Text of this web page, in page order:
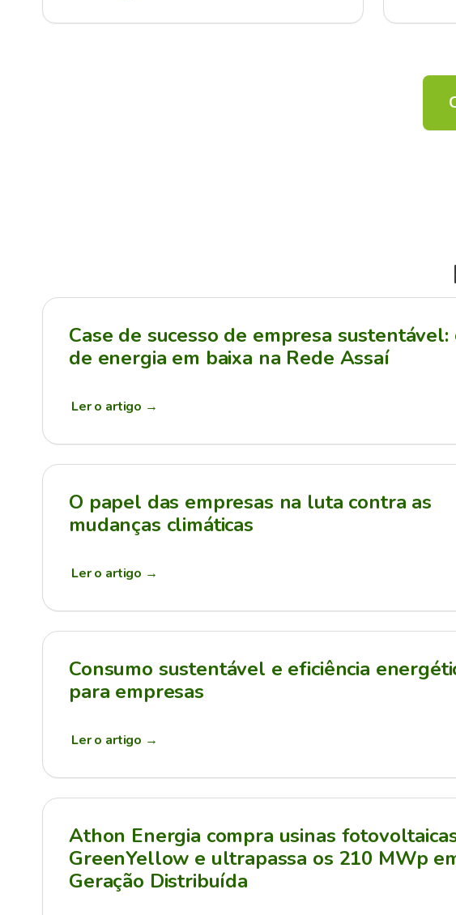
Case de sucesso de empresa sustentável:
de energia em baixa na Rede Assaí
Ler o artigo →
O papel das empresas na luta contra as
mudanças climáticas
Ler o artigo →
Consumo sustentável e eficiência
para empresas
Ler o artigo →
Athon Energia compra usinas
GreenYellow e ultrapassa os 210 MWp
Geração Distribuída